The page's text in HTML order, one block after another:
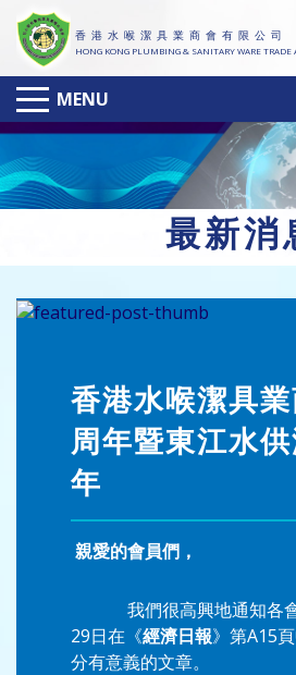
香 港 水 喉 潔 具 業 商 會 有 限 公 司
HONG KONG PLUMBING & SANITARY WARE TRADE
MENU
最新消
香港水喉潔具
周年暨東江水
年
親愛的會員們，
我們很高興地通知各會
29日在《經濟日報》第A15
分有意義的文章。